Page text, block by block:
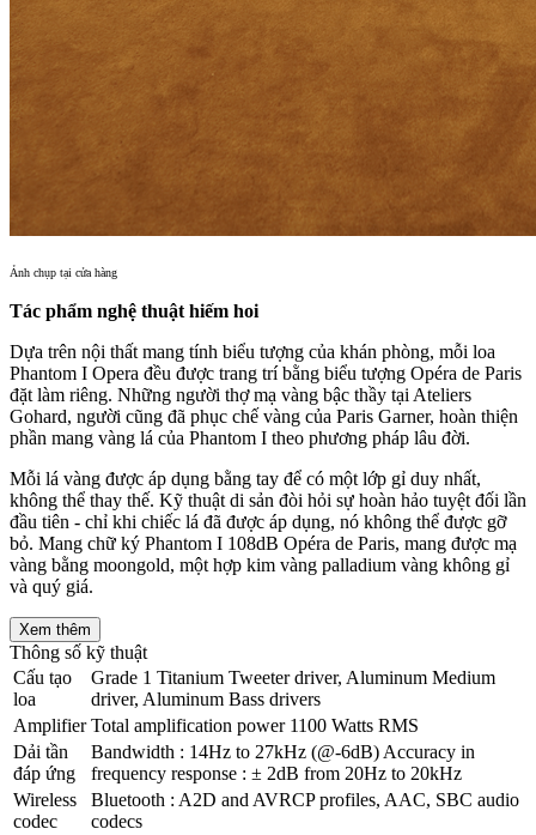
Ảnh chụp tại cửa hàng
Tác phẩm nghệ thuật hiếm hoi
Dựa trên nội thất mang tính biểu tượng của khán phòng, mỗi loa
Phantom I Opera đều được trang trí bằng biểu tượng Opéra de Paris
đặt làm riêng. Những người thợ mạ vàng bậc thầy tại Ateliers
Gohard, người cũng đã phục chế vàng của Paris Garner, hoàn thiện
phần mang vàng lá của Phantom I theo phương pháp lâu đời.
Mỗi lá vàng được áp dụng bằng tay để có một lớp gỉ duy nhất,
không thể thay thế. Kỹ thuật di sản đòi hỏi sự hoàn hảo tuyệt đối lần
đầu tiên - chỉ khi chiếc lá đã được áp dụng, nó không thể được gỡ
bỏ. Mang chữ ký Phantom I 108dB Opéra de Paris, mang được mạ
vàng bằng moongold, một hợp kim vàng palladium vàng không gỉ
và quý giá.
Xem thêm
Thông số kỹ thuật
Cấu tạo
loa
Grade 1 Titanium Tweeter driver, Aluminum Medium
driver, Aluminum Bass drivers
Amplifier Total amplification power 1100 Watts RMS
Dải tần
đáp ứng
Bandwidth : 14Hz to 27kHz (@-6dB) Accuracy in
frequency response : ± 2dB from 20Hz to 20kHz
Wireless
codec
Bluetooth : A2D and AVRCP profiles, AAC, SBC audio
codecs